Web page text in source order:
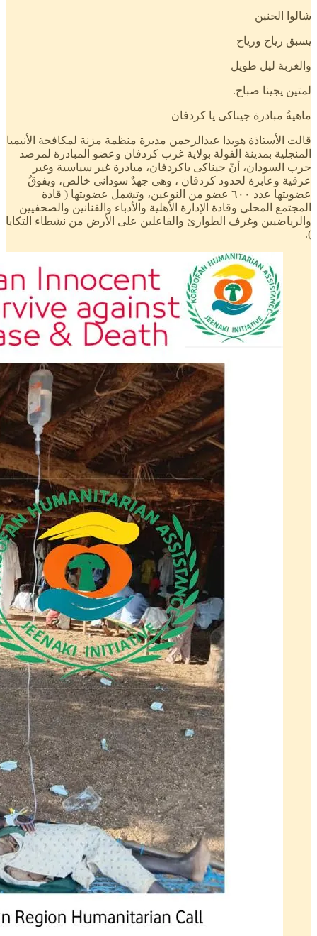
شالوا الحنين
يسبق رياح ورياح
والغربة ليل طويل
لمتين يجينا صباح.
ماهيةُ مبادرة جيناكى يا كردفان
قالت الأستاذة هويدا عبدالرحمن مديرة منظمة مزنة لمكافحة الأنيميا
المنجلية بمدينة الفولة بولاية غرب كردفان وعضو المبادرة لمرصد
حرب السودان، أنّ جيناكى ياكردفان، مبادرة غير سياسية وغير
عرقية وعابرة لحدود كردفان ، وهى جهدٌ سودانى خالص، ويفوقُ
عضويتها عدد ٦٠٠ عضو من النوعين، وتشمل عضويتها ( قادة
المجتمع المحلى وقادة الإدارة الأهلية والأدباء والفنانين والصحفيين
والرياضيين وغرف الطوارئ والفاعلين على الأرض من نشطاء التكايا
).